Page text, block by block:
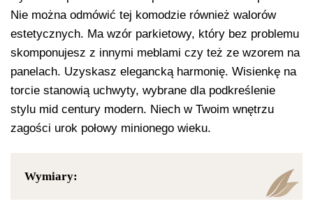
Nie można odmówić tej komodzie również walorów
estetycznych. Ma wzór parkietowy, który bez problemu
skomponujesz z innymi meblami czy też ze wzorem na
panelach. Uzyskasz elegancką harmonię. Wisienkę na
torcie stanowią uchwyty, wybrane dla podkreślenie
stylu mid century modern. Niech w Twoim wnętrzu
zagości urok połowy minionego wieku.
Wymiary: